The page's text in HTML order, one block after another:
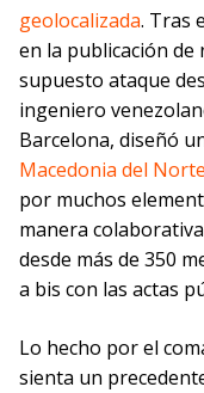
geolocalizada. Tras
en la publicación de
supuesto ataque
ingeniero
Barcelona, diseñó
Macedonia del Norte
por muchos
manera
desde más de 350
a bis con las actas
Lo hecho por el
sienta un